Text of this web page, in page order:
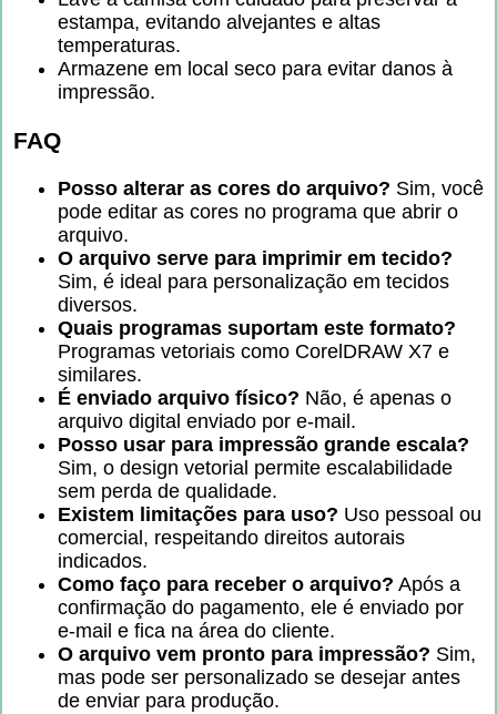
estampa, evitando alvejantes e altas
temperaturas.
Armazene em local seco para evitar danos à
impressão.
FAQ
Posso alterar as cores do arquivo? Sim, você
pode editar as cores no programa que abrir o
arquivo.
O arquivo serve para imprimir em tecido?
Sim, é ideal para personalização em tecidos
diversos.
Quais programas suportam este formato?
Programas vetoriais como CorelDRAW X7 e
similares.
É enviado arquivo físico? Não, é apenas o
arquivo digital enviado por e-mail.
Posso usar para impressão grande escala?
Sim, o design vetorial permite escalabilidade
sem perda de qualidade.
Existem limitações para uso? Uso pessoal ou
comercial, respeitando direitos autorais
indicados.
Como faço para receber o arquivo? Após a
confirmação do pagamento, ele é enviado por
e-mail e fica na área do cliente.
O arquivo vem pronto para impressão? Sim,
mas pode ser personalizado se desejar antes
de enviar para produção.